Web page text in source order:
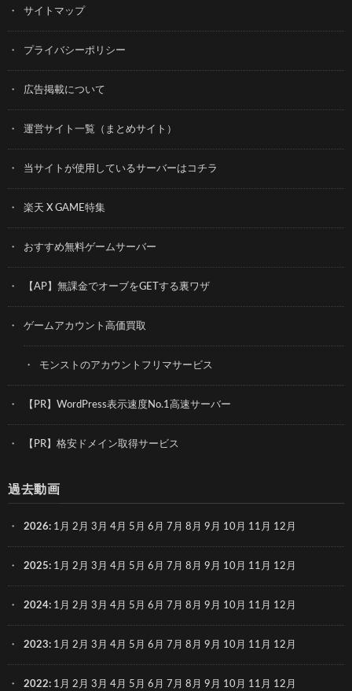
サイトマップ
プライバシーポリシー
広告掲載について
運営サイト一覧（まとめサイト）
当サイトが使用しているサーバーはコチラ
楽天 X GAME特集
おすすめ無料ゲームサーバー
【AP】無課金でオーブをGETする裏ワザ
ゲームアカウント高価買取
モンストのアカウントフリマサービス
【PR】WordPress表示速度No.1高速サーバー
【PR】格安ドメイン取得サービス
過去動画
2026: 1月 2月 3月 4月 5月 6月 7月 8月 9月 10月 11月 12月
2025: 1月 2月 3月 4月 5月 6月 7月 8月 9月 10月 11月 12月
2024: 1月 2月 3月 4月 5月 6月 7月 8月 9月 10月 11月 12月
2023: 1月 2月 3月 4月 5月 6月 7月 8月 9月 10月 11月 12月
2022: 1月 2月 3月 4月 5月 6月 7月 8月 9月 10月 11月 12月